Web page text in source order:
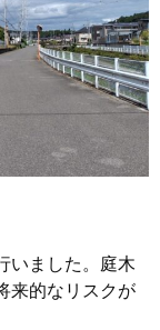
いました。庭木
来的なリスクが